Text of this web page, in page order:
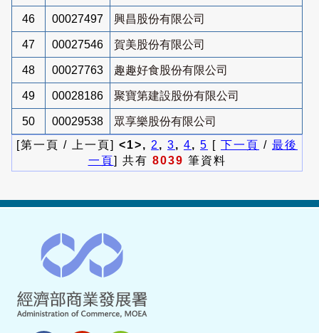
46 00027497 興昌股份有限公司
47 00027546 賀美股份有限公司
48 00027763 趣趣好食股份有限公司
49 00028186 聚寶第建設股份有限公司
50 00029538
眾享樂股份有限公司
[第一頁 / 上一頁] <1>, 2 , 3, 4, 5 [ 下一頁 / 最後
一頁] 共有 8039 筆資料